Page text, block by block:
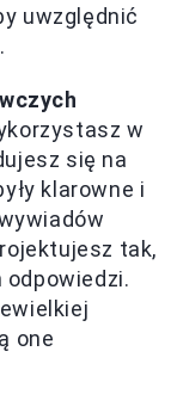
uwzględnić
w
się na
klarowne i
tak,
odpowiedzi.
one